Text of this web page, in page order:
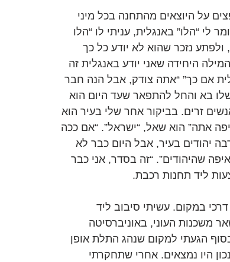
על היוצאים מהתחנה בכל מיני
“הלו” באנגלית, עניתי לו “הלו
ולפתע נזכר שהוא לא יודע כל כך
היחידה שאני יודע באנגלית זה
אם כך” “אתה צודק, אבל הנה חבר
בא והחל להתפאר שעד היום הוא
בתלת אופן – מונית שלו 284 אנשים זרים. בביקור אחר שלי בעיר הוא
שהוא הגיע ל 289. “מאיפה אתה” הוא שאל, “ישראל”. “אם ככה
יהודים בעיר, אבל היום כבר לא
שהיהודים”. “זה בסדר, אני כבר
ליד תחנות רכבת.
במקום. עשיתי סיבוב ליד
משכנות העוני, באוניברסיטה
הגעתי למקום שנהג התלת אופן
היו נמצאים. אחרי שתחקרתי